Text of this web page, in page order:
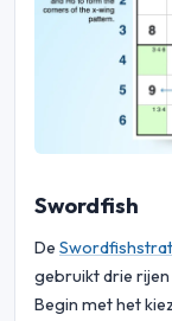
Swordfish
De
gebruikt drie
Begin met het